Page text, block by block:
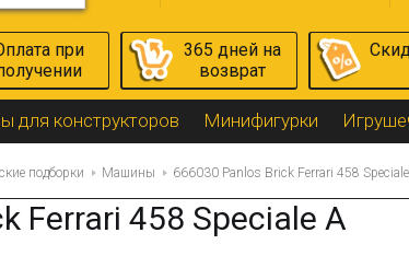
при
365 дней на
возврат
для конструкторов Минифигурки
подборки Машины 666030 Panlos Brick Ferrari 458
Ferrari 458 Speciale A